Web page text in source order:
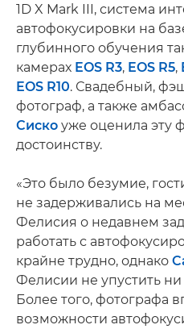
1D X Mark III, система
автофокусировки на
глубинного обучения
камерах EOS R3, EOS R5,
EOS R10. Свадебный,
фотограф, а также
Сиско уже оценила эту
достоинству.
«Это было безумие,
не задерживались на
Фелисия о недавнем
работать с
крайне трудно, однако
Фелисии не упустить
Более того, фотографа
возможности